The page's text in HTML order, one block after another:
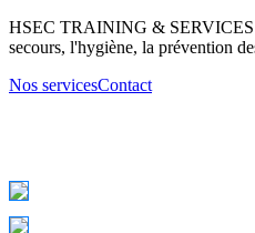
HSEC TRAINING & SERVICES
secours, l'hygiène, la prévention
Nos servicesContact